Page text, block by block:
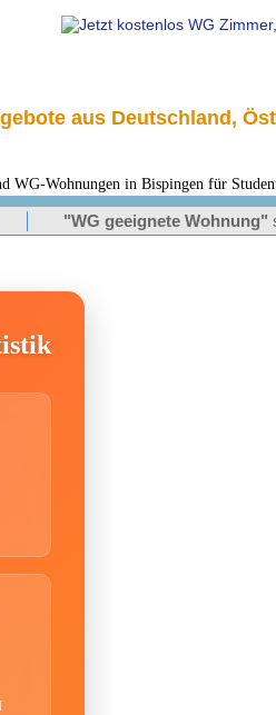
aus Deutschland,
WG-Wohnungen in Bispingen für
"WG geeignete Wohnung"